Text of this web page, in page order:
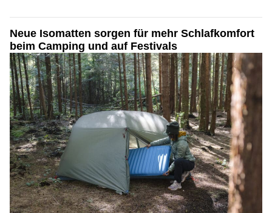
Neue Isomatten sorgen für mehr Schlafkomfort
beim Camping und auf Festivals